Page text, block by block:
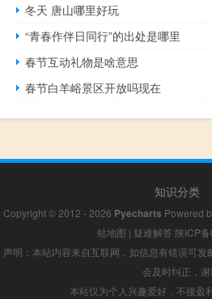
冬天 唐山哪里好玩
“青春作伴日同行”的出处是哪里
春节互动礼物是啥意思
春节白羊峪景区开放吗现在
知识分类
Copyright © 2012 - 2026 Pyecharts Powered
站地图 | 疑难解答 陕ICP
声明：本站内容来自互联网，如信息有错误可
会及时纠正，谢
本站仅为个人兴趣爱好，不接盈